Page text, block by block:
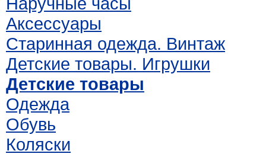
Аксессуары
Старинная одежда. Винтаж
Детские товары. Игрушки
Детские товары
Одежда
Обувь
Коляски